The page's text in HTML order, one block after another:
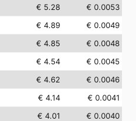
€ 5.28
€ 0.0053
€ 4.89
€ 0.0049
€ 4.85
€ 0.0048
€ 4.54
€ 0.0045
€ 4.62
€ 0.0046
€ 4.14
€ 0.0041
€ 4.01
€ 0.0040